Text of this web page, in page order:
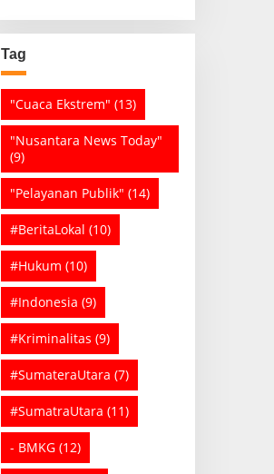
Tag
"Cuaca Ekstrem" (13)
"Nusantara News Today"
(9)
"Pelayanan Publik" (14)
#BeritaLokal (10)
#Hukum (10)
#Indonesia (9)
#Kriminalitas (9)
#SumateraUtara (7)
#SumatraUtara (11)
- BMKG (12)